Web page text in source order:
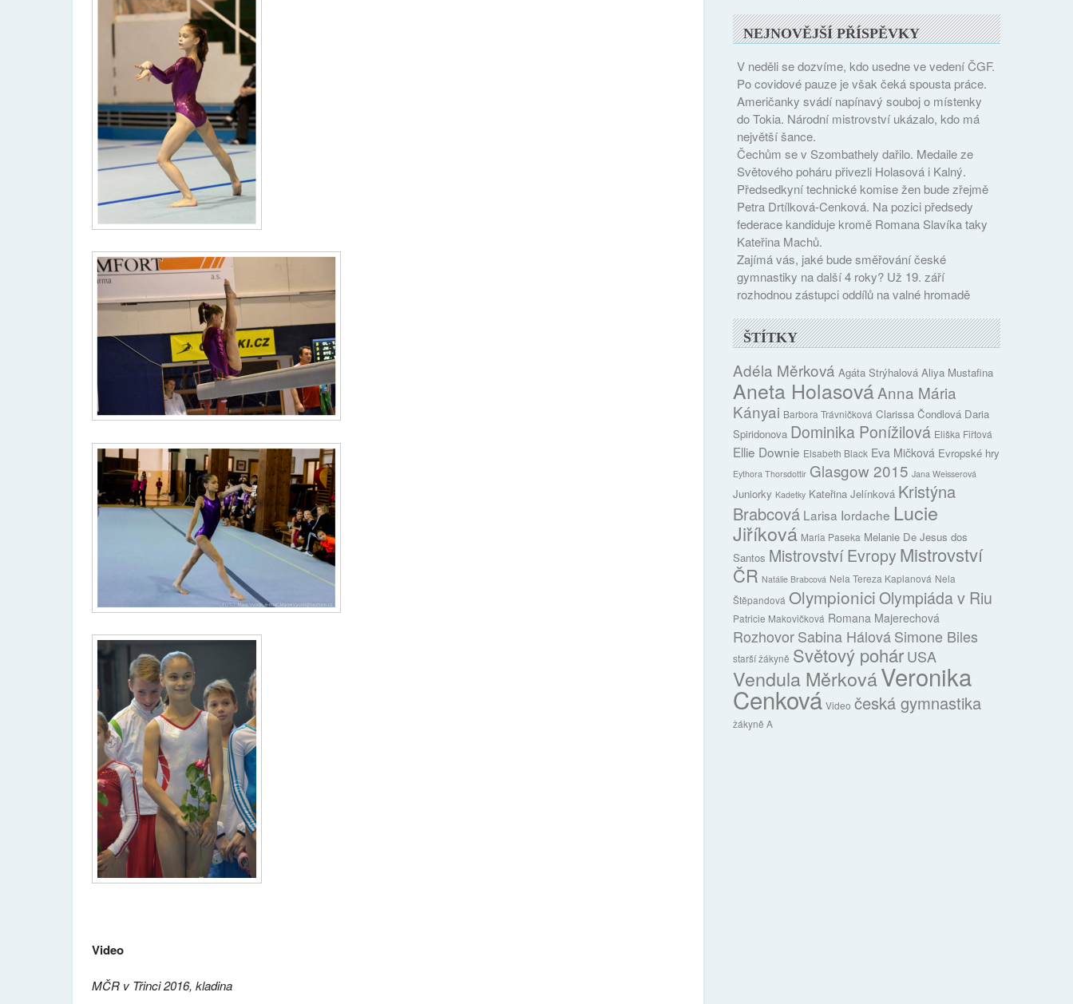
Video
MČR v Třinci 2016, kladina
NEJNOVĚJŠÍ PŘÍSPĚVKY
V neděli se dozvíme, kdo usedne ve vedení ČGF.
Po covidové pauze je však čeká spousta práce.
Američanky svádí napínavý souboj o místenky
do Tokia. Národní mistrovství ukázalo, kdo má
největší šance.
Čechům se v Szombathely dařilo. Medaile ze
Světového poháru přivezli Holasová i Kalný.
Předsedkyní technické komise žen bude zřejmě
Petra Drtílková-Cenková. Na pozici předsedy
federace kandiduje kromě Romana Slavíka taky
Kateřina Machů.
Zajímá vás, jaké bude směřování české
gymnastiky na další 4 roky? Už 19. září
rozhodnou zástupci oddílů na valné hromadě
ŠTÍTKY
Adéla Měrková Agáta Strýhalová Aliya Mustafina
Aneta HolasováAnna Mária
Kányai Barbora Trávničková Clarissa Čondlová Daria
Spiridonova Dominika Ponížilová Eliška Fiřtová
Ellie Downie Elsabeth Black Eva Mičková Evropské hry
Eythora Thorsdottir Glasgow 2015 Jana Weisserová
Juniorky Kadetky Kateřina Jelínková Kristýna
Brabcová Larisa Iordache Lucie
Jiříková Maria Paseka Melanie De Jesus dos
Santos Mistrovství Evropy Mistrovství
ČR Natálie Brabcová Nela Tereza Kaplanová Nela
Štěpandová OlympioniciOlympiáda v Riu
Patricie Makovičková Romana Majerechová
RozhovorSabina HálováSimone Biles
starší žákyně Světový pohárUSA
Vendula MěrkováVeronika
Cenková Video česká gymnastika
žákyně A